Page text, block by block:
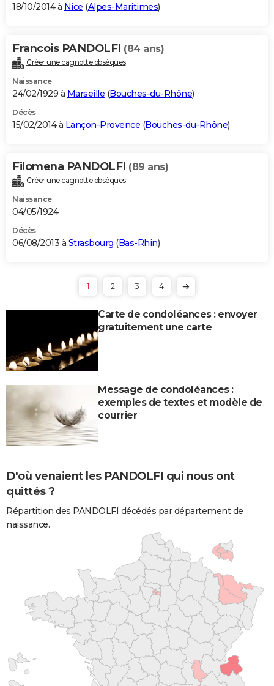
18/10/2014 à Nice (Alpes-Maritimes)
Francois PANDOLFI (84 ans)
Créer une cagnotte obsèques
Naissance
24/02/1929 à Marseille (Bouches-du-Rhône)
Décès
15/02/2014 à Lançon-Provence (Bouches-du-Rhône)
Filomena PANDOLFI (89 ans)
Créer une cagnotte obsèques
Naissance
04/05/1924
Décès
06/08/2013 à Strasbourg (Bas-Rhin)
1 2 3 4
Carte de condoléances : envoyer
gratuitement une carte
Message de condoléances :
exemples de textes et modèle de
courrier
D'où venaient les PANDOLFI qui nous ont
quittés ?
Répartition des PANDOLFI décédés par département de
naissance.